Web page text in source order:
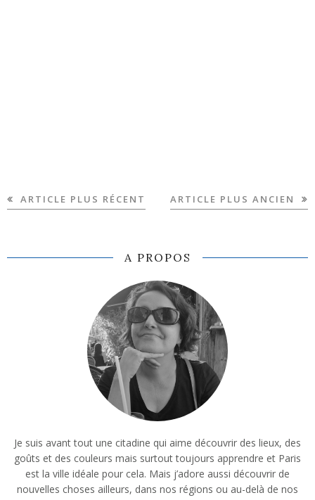
ARTICLE PLUS RÉCENT ARTICLE PLUS ANCIEN
A PROPOS
Je suis avant tout une citadine qui aime découvrir des lieux, des
goûts et des couleurs mais surtout toujours apprendre et Paris
est la ville idéale pour cela. Mais j’adore aussi découvrir de
nouvelles choses ailleurs, dans nos régions ou au-delà de nos